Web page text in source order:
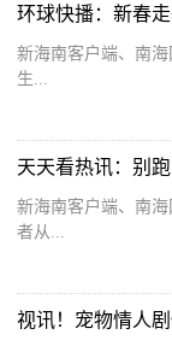
新海南客户端、南
生...
新海南客户端、南
者从...
视讯！宠物情人